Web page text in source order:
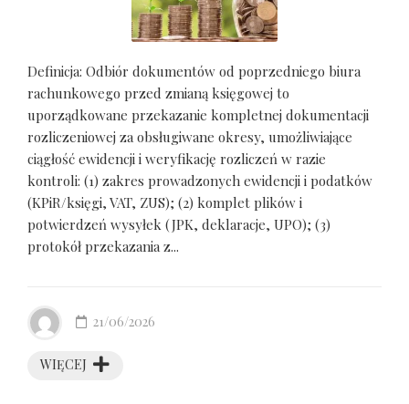
Definicja: Odbiór dokumentów od poprzedniego biura
rachunkowego przed zmianą księgowej to
uporządkowane przekazanie kompletnej dokumentacji
rozliczeniowej za obsługiwane okresy, umożliwiające
ciągłość ewidencji i weryfikację rozliczeń w razie
kontroli: (1) zakres prowadzonych ewidencji i podatków
(KPiR/księgi, VAT, ZUS); (2) komplet plików i
potwierdzeń wysyłek (JPK, deklaracje, UPO); (3)
protokół przekazania z...
WIĘCEJ
21/06/2026